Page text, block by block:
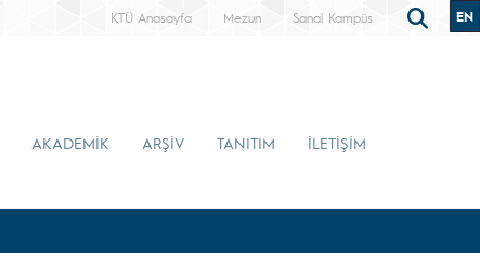
KTÜ Anasayfa Mezun Sanal Kampüs EN
AKADEMİK ARŞİV TANITIM İLETİŞİM